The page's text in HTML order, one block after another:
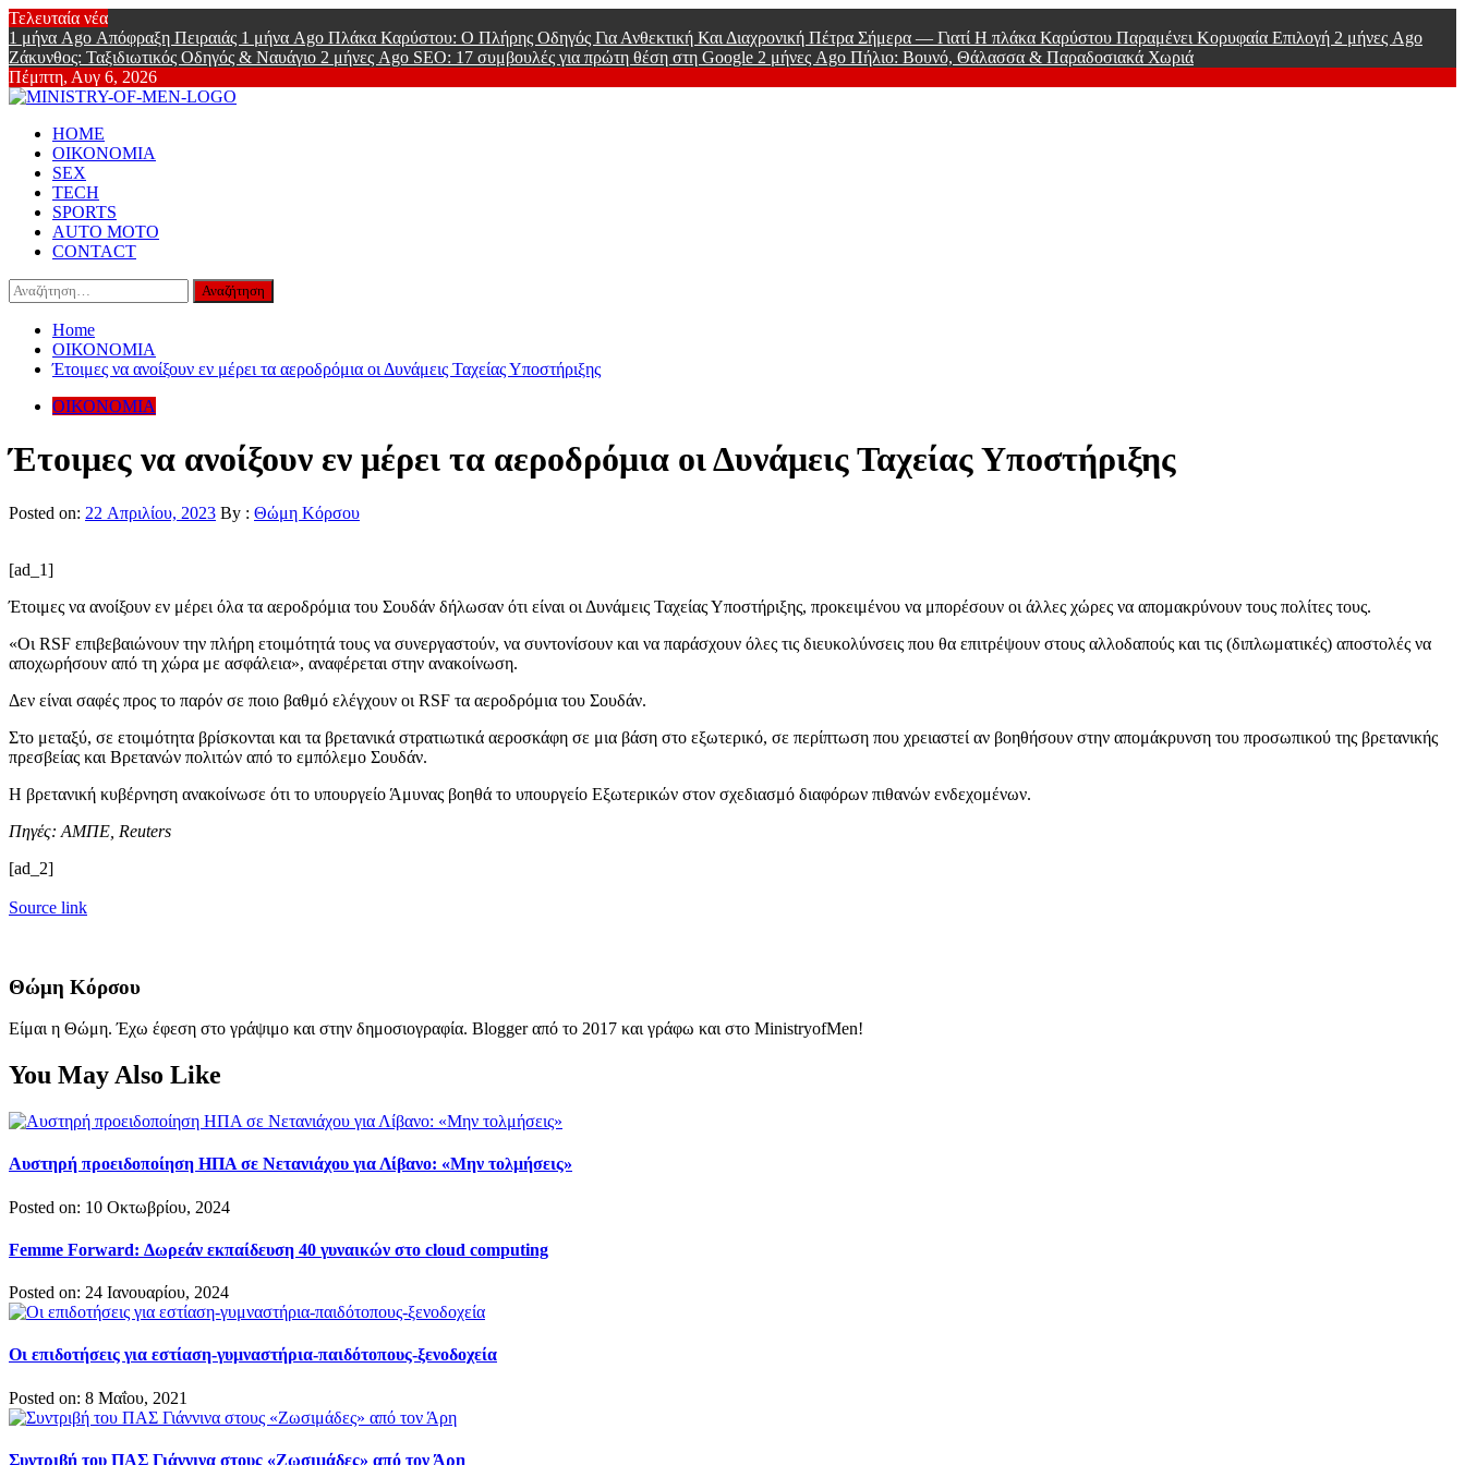
Skip
to
content
Τελευταία νέα
1 μήνα Ago Απόφραξη Πειραιάς 1 μήνα Ago Πλάκα Καρύστου: Ο Πλήρης Οδηγός Για Ανθεκτική Και Διαχρονική Πέτρα Σήμερα — Γιατί Η πλάκα Καρύστου Παραμένει Κορυφαία Επιλογή 2 μήνες Ago
Ζάκυνθος: Ταξιδιωτικός Οδηγός & Ναυάγιο 2 μήνες Ago SEO: 17 συμβουλές για πρώτη θέση στη Google 2 μήνες Ago Πήλιο: Βουνό, Θάλασσα & Παραδοσιακά Χωριά
Πέμπτη, Αυγ 6, 2026
Online Lifestyle περιοδικό για Aνδρες
Primary
Menu
HOME
ΟΙΚΟΝΟΜΙΑ
SEX
TECH
SPORTS
AUTO MOTO
CONTACT
Αναζήτηση
για:
Home
ΟΙΚΟΝΟΜΙΑ
Έτοιμες να ανοίξουν εν μέρει τα αεροδρόμια οι Δυνάμεις Ταχείας Υποστήριξης
ΟΙΚΟΝΟΜΙΑ
Έτοιμες να ανοίξουν εν μέρει τα αεροδρόμια οι Δυνάμεις Ταχείας Υποστήριξης
Posted on: 22 Απριλίου, 2023 By : Θώμη Κόρσου
[ad_1]
Έτοιμες να ανοίξουν εν μέρει όλα τα αεροδρόμια του Σουδάν δήλωσαν ότι είναι οι Δυνάμεις Ταχείας Υποστήριξης, προκειμένου να μπορέσουν οι άλλες χώρες να απομακρύνουν τους πολίτες τους.
«Οι RSF επιβεβαιώνουν την πλήρη ετοιμότητά τους να συνεργαστούν, να συντονίσουν και να παράσχουν όλες τις διευκολύνσεις που θα επιτρέψουν στους αλλοδαπούς και τις (διπλωματικές) αποστολές να
αποχωρήσουν από τη χώρα με ασφάλεια», αναφέρεται στην ανακοίνωση.
Δεν είναι σαφές προς το παρόν σε ποιο βαθμό ελέγχουν οι RSF τα αεροδρόμια του Σουδάν.
Στο μεταξύ, σε ετοιμότητα βρίσκονται και τα βρετανικά στρατιωτικά αεροσκάφη σε μια βάση στο εξωτερικό, σε περίπτωση που χρειαστεί αν βοηθήσουν στην απομάκρυνση του προσωπικού της βρετανικής
πρεσβείας και Βρετανών πολιτών από το εμπόλεμο Σουδάν.
Η βρετανική κυβέρνηση ανακοίνωσε ότι το υπουργείο Άμυνας βοηθά το υπουργείο Εξωτερικών στον σχεδιασμό διαφόρων πιθανών ενδεχομένων.
Πηγές: ΑΜΠΕ, Reuters
[ad_2]
Source link
Θώμη Κόρσου
Είμαι η Θώμη. Έχω έφεση στο γράψιμο και στην δημοσιογραφία. Blogger από το 2017 και γράφω και στο MinistryofMen!
You May Also Like
Αυστηρή προειδοποίηση ΗΠΑ σε Νετανιάχου για Λίβανο: «Μην τολμήσεις»
Posted on: 10 Οκτωβρίου, 2024
Femme Forward: Δωρεάν εκπαίδευση 40 γυναικών στο cloud computing
Posted on: 24 Ιανουαρίου, 2024
Οι επιδοτήσεις για εστίαση-γυμναστήρια-παιδότοπους-ξενοδοχεία
Posted on: 8 Μαΐου, 2021
Συντριβή του ΠΑΣ Γιάννινα στους «Ζωσιμάδες» από τον Άρη